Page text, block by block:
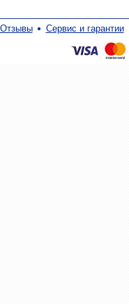
Отзывы Сервис и гарантии